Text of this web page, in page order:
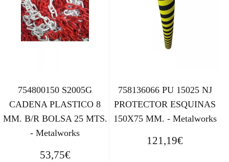
754800150 S2005G
CADENA PLASTICO 8
MM. B/R BOLSA 25 MTS.
- Metalworks
53,75€
758136066 PU 15025 NJ
PROTECTOR ESQUINAS
150X75 MM. - Metalworks
121,19€